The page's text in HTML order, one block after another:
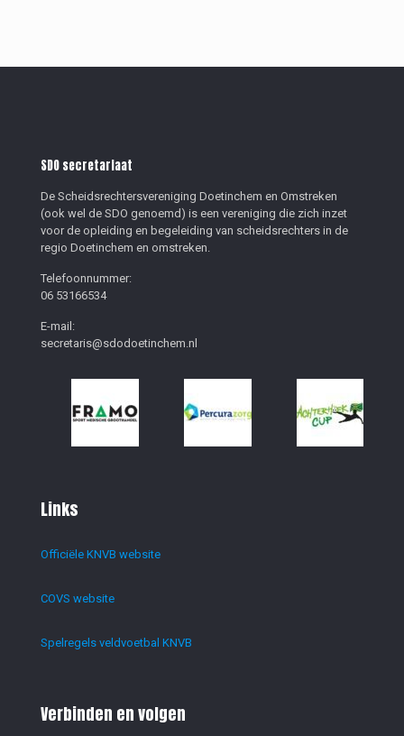
SDO secretariaat
De Scheidsrechtersvereniging Doetinchem en Omstreken
(ook wel de SDO genoemd) is een vereniging die zich inzet
voor de opleiding en begeleiding van scheidsrechters in de
regio Doetinchem en omstreken.
Telefoonnummer:
06 53166534
E-mail:
secretaris@sdodoetinchem.nl
Links
Officiële KNVB website
COVS website
Spelregels veldvoetbal KNVB
Verbinden en volgen